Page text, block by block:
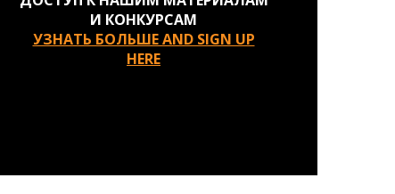
И КОНКУРСАМ
УЗНАТЬ БОЛЬШЕ AND SIGN UP
HERE